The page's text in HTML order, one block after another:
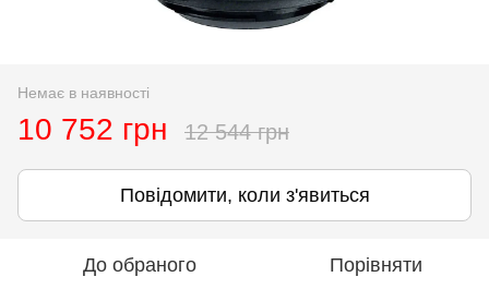
Немає в наявності
10 752 грн 12 544 грн
Повідомити, коли з'явиться
До обраного Порівняти